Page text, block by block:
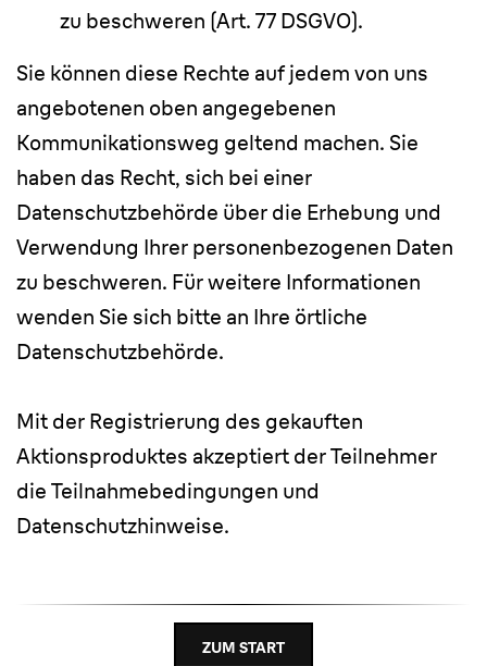
zu beschweren (Art. 77 DSGVO).
Sie können diese Rechte auf jedem von uns
angebotenen oben angegebenen
Kommunikationsweg geltend machen. Sie
haben das Recht, sich bei einer
Datenschutzbehörde über die Erhebung und
Verwendung Ihrer personenbezogenen Daten
zu beschweren. Für weitere Informationen
wenden Sie sich bitte an Ihre örtliche
Datenschutzbehörde.
Mit der Registrierung des gekauften
Aktionsproduktes akzeptiert der Teilnehmer
die Teilnahmebedingungen und
Datenschutzhinweise.
ZUM START